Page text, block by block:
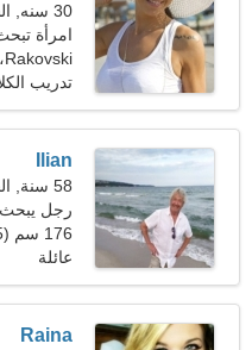
30 سنه, السرطان
40
Rakovski، بلغاريا
تدريب
الكترونية
Ilian
58 سنة, الجوزاء
رجل
49-53
(187 رطلا)
عائلة
Raina